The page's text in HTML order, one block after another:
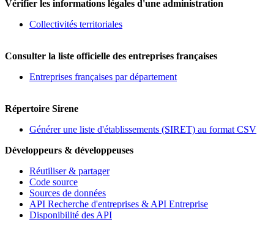
Vérifier les informations légales d'une administration
Collectivités territoriales
Consulter la liste officielle des entreprises françaises
Entreprises françaises par département
Répertoire Sirene
Générer une liste d'établissements (SIRET) au format CSV
Développeurs & développeuses
Réutiliser & partager
Code source
Sources de données
API Recherche d'entreprises & API Entreprise
Disponibilité des API